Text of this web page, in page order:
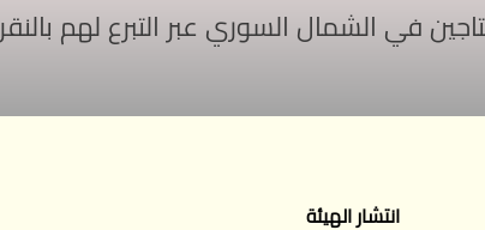
في الشمال السوري عبر التبرع لهم بالنقر
انتشار الهيئة